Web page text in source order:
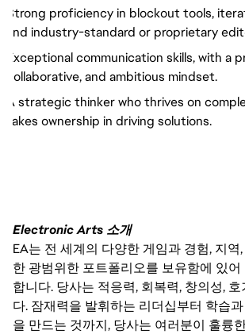
Strong proficiency in blockout tools,
and industry-standard or proprietary
Exceptional communication skills, with a
collaborative, and ambitious mindset.
A strategic thinker who thrives on
takes ownership in driving solutions.
Electronic Arts 소개
EA는 전 세계의 다양한 게임과 경험, 지역
한 광범위한 포트폴리오를 보유함에 있
합니다. 당사는 적응력, 회복력, 창의성,
다. 잠재력을 발휘하는 리더십부터 학습
을 만드는 것까지, 당사는 여러분이 훌륭